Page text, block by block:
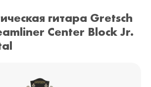
Новодмитровская 36с15,
Петербург
179-15-49
49Б, "SENO"
Петербург
гитара Gretsch
Center Block Jr.